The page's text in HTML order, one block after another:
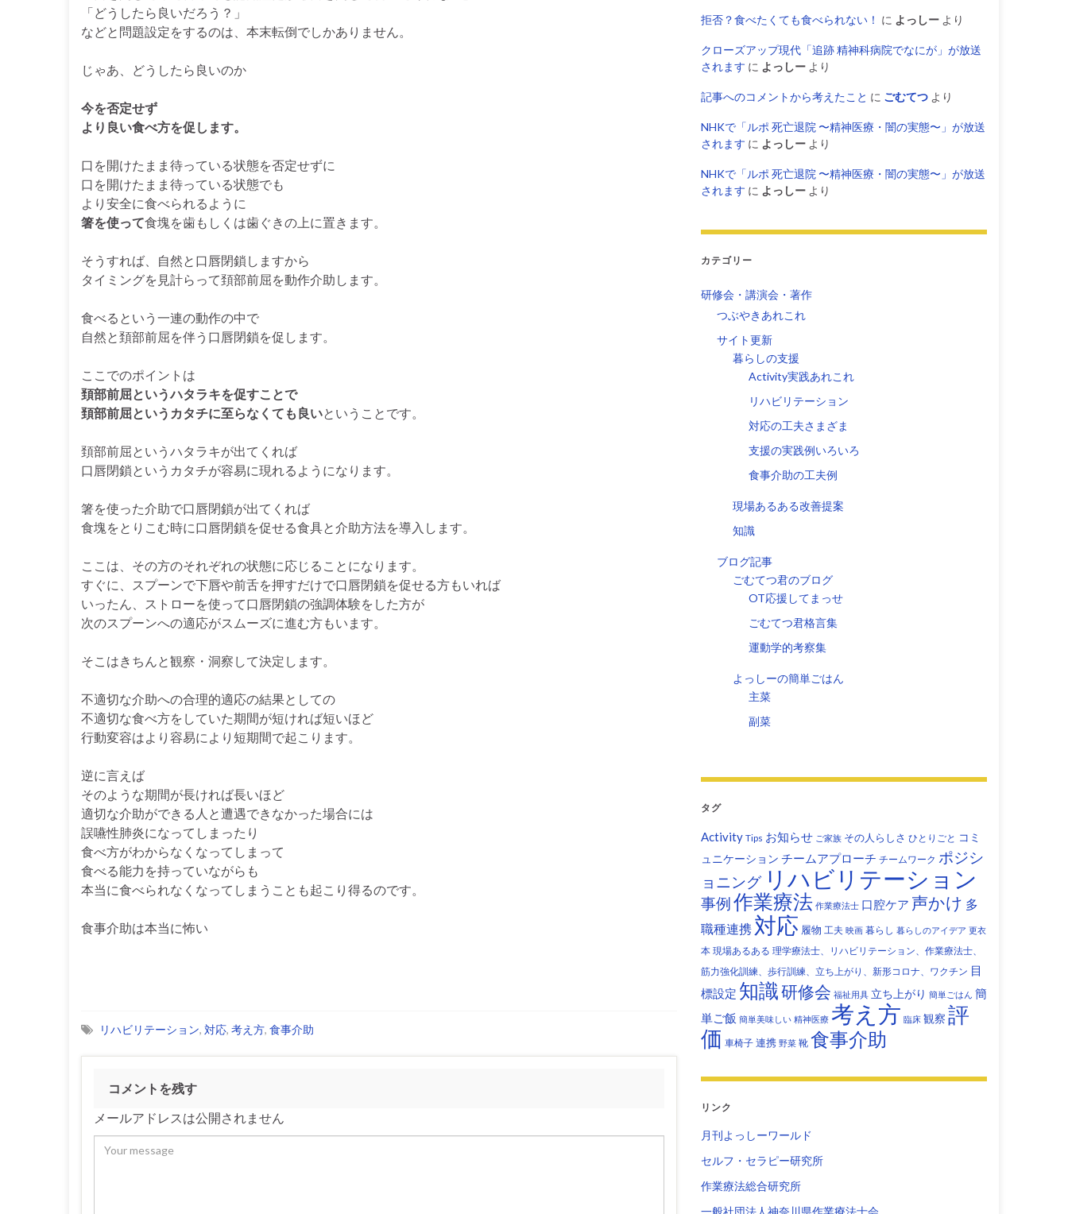
「どうしたら良いだろう？」
などと問題設定をするのは、本末転倒でしかありません。
じゃあ、どうしたら良いのか
今を否定せず
より良い食べ方を促します。
口を開けたまま待っている状態を否定せずに
口を開けたまま待っている状態でも
より安全に食べられるように
箸を使って食塊を歯もしくは歯ぐきの上に置きます。
そうすれば、自然と口唇閉鎖しますから
タイミングを見計らって頚部前屈を動作介助します。
食べるという一連の動作の中で
自然と頚部前屈を伴う口唇閉鎖を促します。
ここでのポイントは
頚部前屈というハタラキを促すことで
頚部前屈というカタチに至らなくても良いということです。
頚部前屈というハタラキが出てくれば
口唇閉鎖というカタチが容易に現れるようになります。
箸を使った介助で口唇閉鎖が出てくれば
食塊をとりこむ時に口唇閉鎖を促せる食具と介助方法を導入します。
ここは、その方のそれぞれの状態に応じることになります。
すぐに、スプーンで下唇や前舌を押すだけで口唇閉鎖を促せる方もいれば
いったん、ストローを使って口唇閉鎖の強調体験をした方が
次のスプーンへの適応がスムーズに進む方もいます。
そこはきちんと観察・洞察して決定します。
不適切な介助への合理的適応の結果としての
不適切な食べ方をしていた期間が短ければ短いほど
行動変容はより容易により短期間で起こります。
逆に言えば
そのような期間が長ければ長いほど
適切な介助ができる人と遭遇できなかった場合には
誤嚥性肺炎になってしまったり
食べ方がわからなくなってしまって
食べる能力を持っていながらも
本当に食べられなくなってしまうことも起こり得るのです。
食事介助は本当に怖い
リハビリテーション, 対応, 考え方, 食事介助
コメントを残す
メールアドレスは公開されません
拒否？食べたくても食べられない！ に よっしー より
クローズアップ現代「追跡 精神科病院でなにが」が放送
されます に よっしー より
記事へのコメントから考えたこと に ごむてつ より
NHKで「ルポ 死亡退院 〜精神医療・闇の実態〜」が放送
されます に よっしー より
NHKで「ルポ 死亡退院 〜精神医療・闇の実態〜」が放送
されます に よっしー より
カテゴリー
研修会・講演会・著作
つぶやきあれこれ
サイト更新
暮らしの支援
Activity実践あれこれ
リハビリテーション
対応の工夫さまざま
支援の実践例いろいろ
食事介助の工夫例
現場あるある改善提案
知識
ブログ記事
ごむてつ君のブログ
OT応援してまっせ
ごむてつ君格言集
運動学的考察集
よっしーの簡単ごはん
主菜
副菜
タグ
Activity Tips お知らせ ご家族 その人らしさ ひとりごと コミ
ュニケーション チームアプローチ チームワーク ポジシ
ョニング リハビリテーション
事例作業療法 作業療法士 口腔ケア 声かけ 多
職種連携 対応 履物 工夫 映画 暮らし 暮らしのアイデア 更衣
本 現場あるある 理学療法士、リハビリテーション、作業療法士、
筋力強化訓練、歩行訓練、立ち上がり、新形コロナ、ワクチン 目
標設定 知識研修会 福祉用具 立ち上がり 簡単ごはん 簡
単ご飯 簡単美味しい 精神医療 考え方 臨床 観察 評
価 車椅子 連携 野菜 靴 食事介助
リンク
月刊よっしーワールド
セルフ・セラピー研究所
作業療法総合研究所
一般社団法人神奈川県作業療法士会